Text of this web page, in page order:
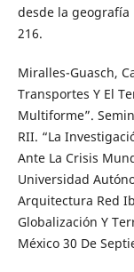
desde la geografía
216.
Miralles-Guasch,
Transportes Y El
Multiforme”.
RII. “La
Ante La Crisis
Universidad
Arquitectura Red
Globalización Y
México 30 De